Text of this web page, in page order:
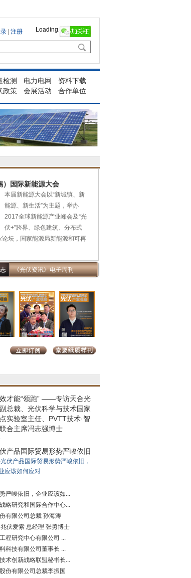
Loading...
检测 电力电网
资料下载
政策 会展活动 合作单位
）国际新能源大会
本届新能源大会以“新城镇、新
能源、新生活”为主题，举办
2017全球新能源产业峰会及“光
伏+”跨界、绿色建筑、分布式
坛，国家能源局新能源和可再
《光伏资讯》电子周刊
才能“领跑” ——专访天合光
总裁、光伏科学与技术国家
实验室主任、PVTT技术·智
合主席冯志强博士
产品国际贸易形势严峻依旧
伏产品国际贸易形势严峻依旧，
应该如何应对
严峻依旧，企业应该如...
略研究和国际合作中心...
有限公司总裁 孙海涛
伏爱索 总经理 张勇博士
程研究中心有限公司 ...
科技有限公司董事长 ...
术创新战略联盟秘书长...
份有限公司总裁李振国